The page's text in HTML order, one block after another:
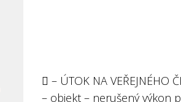
 – ÚTOK NA VEŘEJNÉHO
– objekt – nerušený výkon